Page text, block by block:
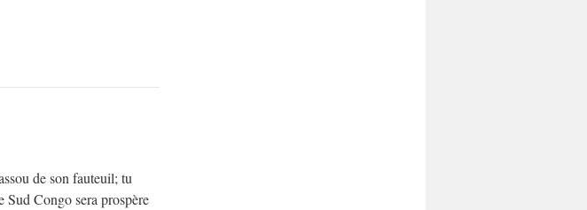
de son fauteuil; tu
Congo sera prospère